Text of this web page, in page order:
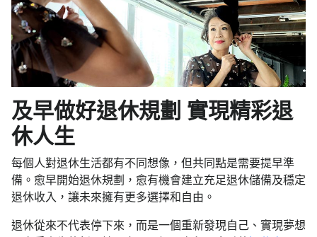
及早做好退休規劃 實現精彩退
休人生
每個人對退休生活都有不同想像，但共同點是需要提早準
備。愈早開始退休規劃，愈有機會建立充足退休儲備及穩定
退休收入，讓未來擁有更多選擇和自由。
退休從來不代表停下來，而是一個重新發現自己、實現夢想